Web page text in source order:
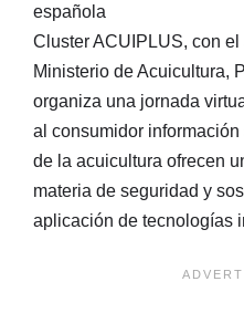
española
Cluster ACUIPLUS, con
Ministerio de Acuicultura,
organiza una jornada
al consumidor
de la acuicultura ofrecen
materia de seguridad y
aplicación de tecnologías